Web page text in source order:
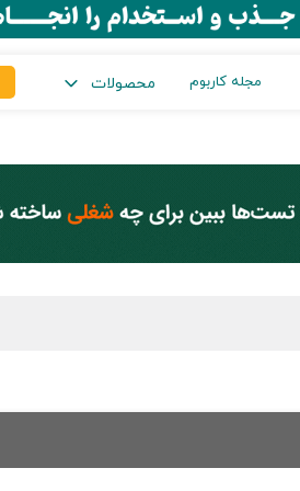
مجله کاربوم محصولات